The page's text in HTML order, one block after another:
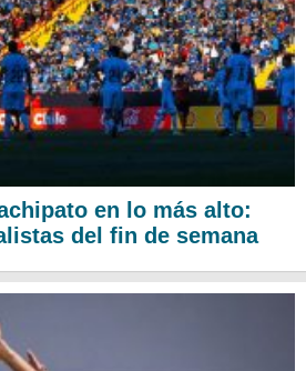
en lo más alto:
del fin de semana